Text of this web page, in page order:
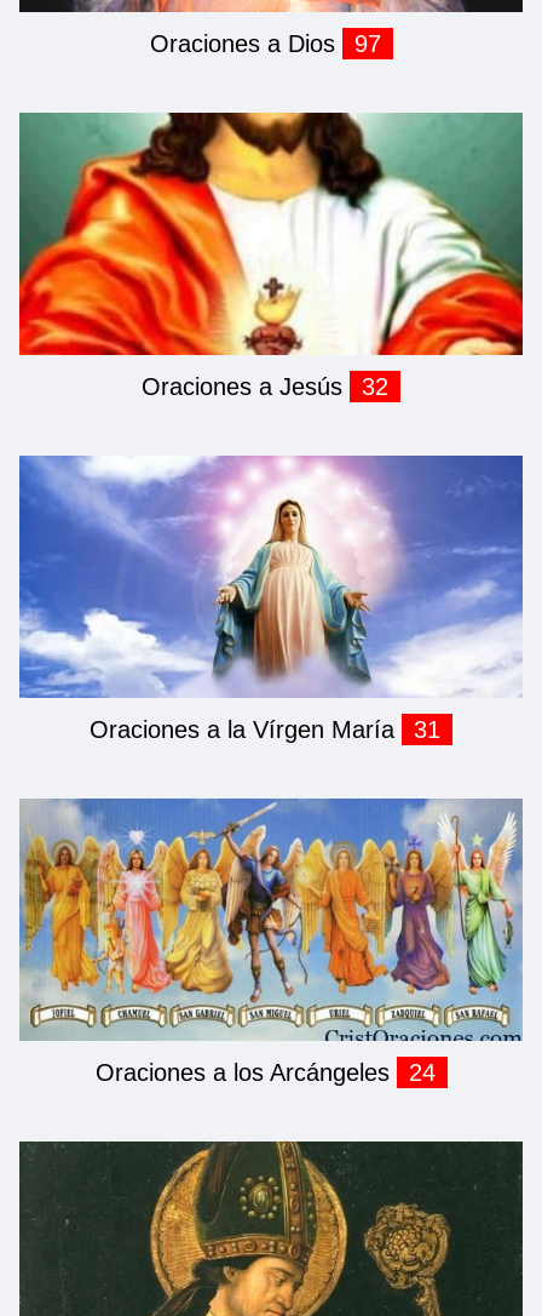
Oraciones a Dios 97
Oraciones a Jesús 32
Oraciones a la Vírgen María 31
Oraciones a los Arcángeles 24